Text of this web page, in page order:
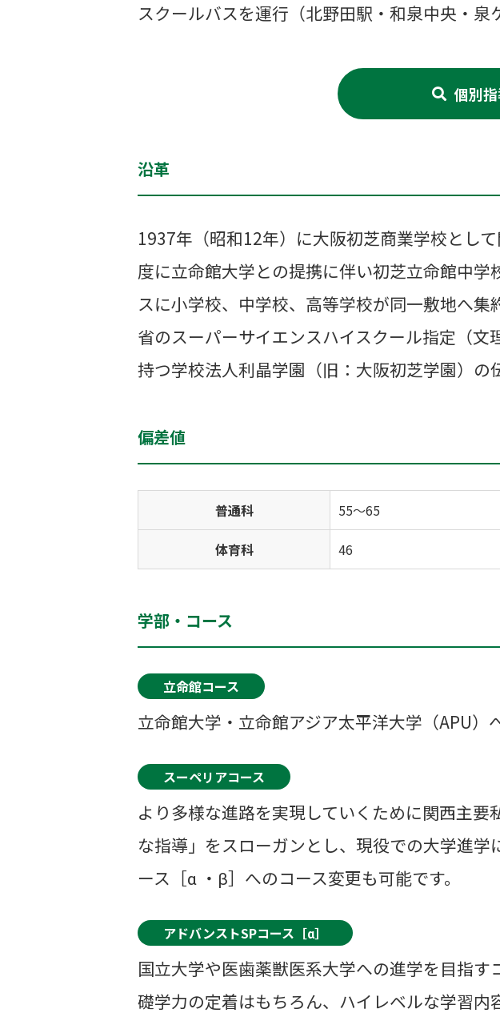
スクールバスを運行（北野田駅・和泉中央・泉
個別
沿革
1937年（昭和12年）に大阪初芝商業学校とし
度に立命館大学との提携に伴い初芝立命館中
スに小学校、中学校、高等学校が同一敷地へ
省のスーパーサイエンスハイスクール指定（
持つ学校法人利晶学園（旧：大阪初芝学園）の
偏差値
普通科 55～65
体育科 46
学部・コース
立命館コース
立命館大学・立命館アジア太平洋大学（APU）
スーペリアコース
より多様な進路を実現していくために関西主
な指導」をスローガンとし、現役での大学進
ース［α ・β］へのコース変更も可能です。
アドバンストSPコース［α］
国立大学や医歯薬獣医系大学への進学を目指
礎学力の定着はもちろん、ハイレベルな学習